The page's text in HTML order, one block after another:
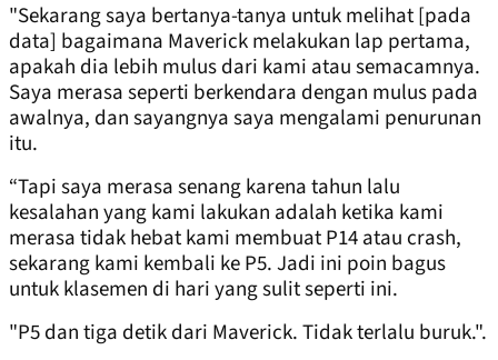
"Sekarang saya bertanya-tanya untuk melihat [pada
data] bagaimana Maverick melakukan lap pertama,
apakah dia lebih mulus dari kami atau semacamnya.
Saya merasa seperti berkendara dengan mulus pada
awalnya, dan sayangnya saya mengalami penurunan
itu.
“Tapi saya merasa senang karena tahun lalu
kesalahan yang kami lakukan adalah ketika kami
merasa tidak hebat kami membuat P14 atau crash,
sekarang kami kembali ke P5. Jadi ini poin bagus
untuk klasemen di hari yang sulit seperti ini.
"P5 dan tiga detik dari Maverick. Tidak terlalu buruk.".